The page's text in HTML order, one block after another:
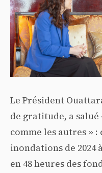
Le Président
de gratitude, a salué
comme les autres »
inondations de
en 48 heures des